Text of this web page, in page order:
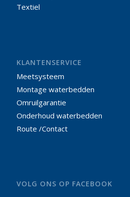
Textiel
KLANTENSERVICE
Meetsysteem
Montage waterbedden
Omruilgarantie
Onderhoud waterbedden
Route /Contact
VOLG ONS OP FACEBOOK